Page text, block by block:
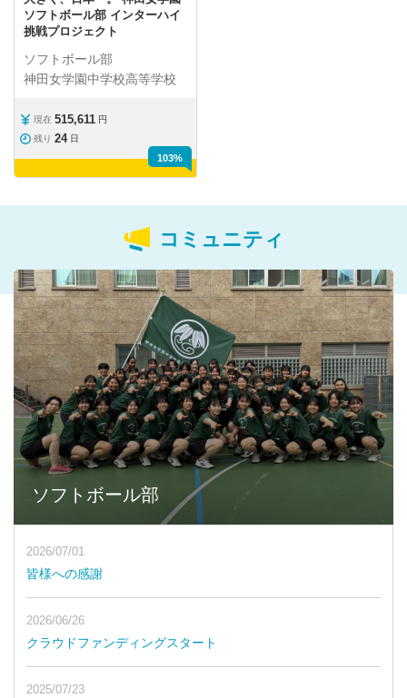
ソフトボール部 インターハイ
挑戦プロジェクト
ソフトボール部
神田女学園中学校高等学校
現在 515,611 円
残り 24 日
103%
コミュニティ
ソフトボール部
2026/07/01
皆様への感謝
2026/06/26
クラウドファンディングスタート
2025/07/23